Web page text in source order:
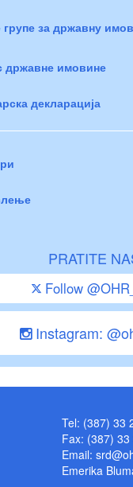
групе за државну
државне имовине
декларација
PRATITE
Follow
Instagram:
Tel: (387) 33
Fax: (387) 33
Email:
Emerika